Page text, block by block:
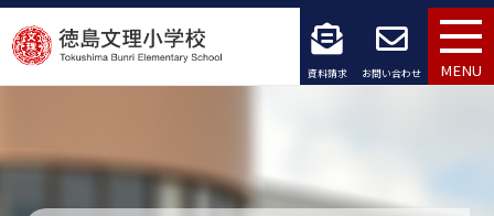
コ
ン
ン
資料請求 お問い合わせ MENU